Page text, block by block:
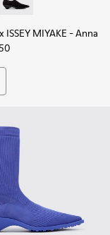
าหนังหลากสีสําหรับผู้
ลเลริน่าหนังสีเทาสํ
x ISSEY MIYAKE
Camper x ISSEY
ISSEY MIYAKE - Anna